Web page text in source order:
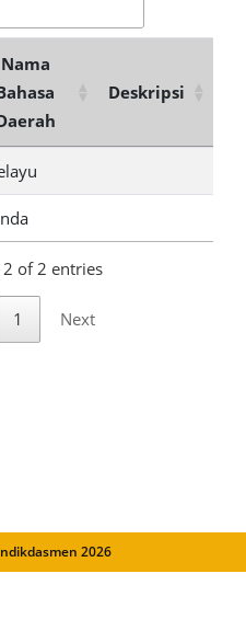
Nama
Deskripsi
of 2 entries
1 Next
2026